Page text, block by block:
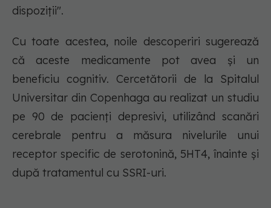
dispoziții".
Cu toate acestea, noile descoperiri sugerează
că aceste medicamente pot avea și un
beneficiu cognitiv. Cercetătorii de la Spitalul
Universitar din Copenhaga au realizat un studiu
pe 90 de pacienți depresivi, utilizând scanări
cerebrale pentru a măsura nivelurile unui
receptor specific de serotonină, 5HT4, înainte și
după tratamentul cu SSRI-uri.